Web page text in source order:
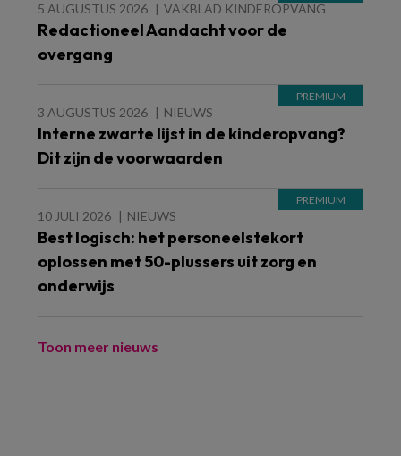
5 AUGUSTUS 2026 VAKBLAD KINDEROPVANG
Redactioneel Aandacht voor de
overgang
3 AUGUSTUS 2026 NIEUWS
Interne zwarte lijst in de kinderopvang?
Dit zijn de voorwaarden
10 JULI 2026 NIEUWS
Best logisch: het personeelstekort
oplossen met 50-plussers uit zorg en
onderwijs
Toon meer nieuws